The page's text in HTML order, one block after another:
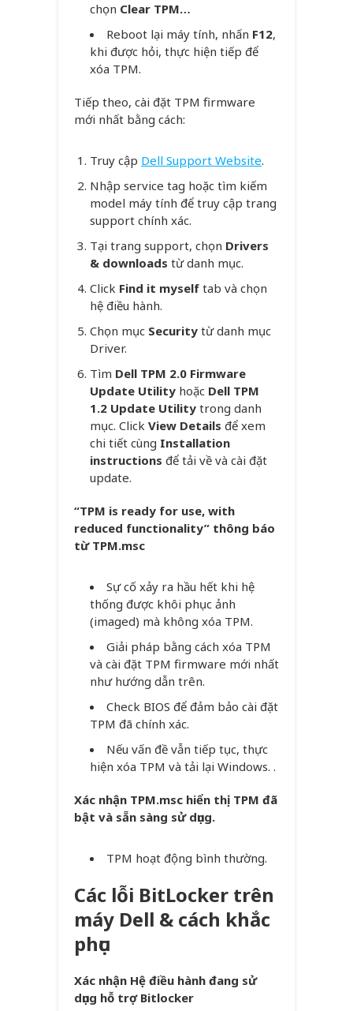
chọn Clear TPM…
Reboot lại máy tính, nhấn F12,
khi được hỏi, thực hiện tiếp để
xóa TPM.
Tiếp theo, cài đặt TPM firmware
mới nhất bằng cách:
Truy cập Dell Support Website.
Nhập service tag hoặc tìm kiếm
model máy tính để truy cập trang
support chính xác.
Tại trang support, chọn Drivers
& downloads từ danh mục.
Click Find it myself tab và chọn
hệ điều hành.
Chọn mục Security từ danh mục
Driver.
Tìm Dell TPM 2.0 Firmware
Update Utility hoặc Dell TPM
1.2 Update Utility trong danh
mục. Click View Details để xem
chi tiết cùng Installation
instructions để tải về và cài đặt
update.
“TPM is ready for use, with
reduced functionality” thông báo
từ TPM.msc
Sự cố xảy ra hầu hết khi hệ
thống được khôi phục ảnh
(imaged) mà không xóa TPM.
Giải pháp bằng cách xóa TPM
và cài đặt TPM firmware mới nhất
như hướng dẫn trên.
Check BIOS để đảm bảo cài đặt
TPM đã chính xác.
Nếu vấn đề vẫn tiếp tục, thực
hiện xóa TPM và tải lại Windows. .
Xác nhận TPM.msc hiển thị TPM đã
bật và sẵn sàng sử dụng.
TPM hoạt động bình thường.
Các lỗi BitLocker trên
máy Dell & cách khắc
phục
Xác nhận Hệ điều hành đang sử
dụng hỗ trợ Bitlocker